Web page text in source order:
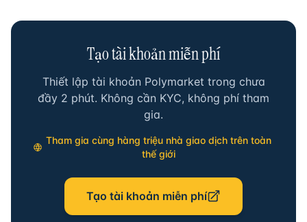
Tạo tài khoản miễn phí
Thiết lập tài khoản Polymarket trong chưa
đầy 2 phút. Không cần KYC, không phí tham
gia.
Tham gia cùng hàng triệu nhà giao dịch trên toàn
thế giới
Tạo tài khoản miễn phí